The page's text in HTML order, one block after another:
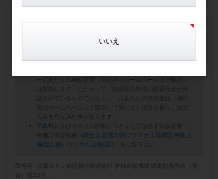
【手数料およびリスクについて】
用をご負担いただきます。
一口あたりの純資産額（受託者のホームページ上で開示）
は変動します。したがって、投資家の皆様の投資元金が保
証されているものではなく、一口あたりの純資産額（受託
者のホームページ上で開示）下落により損失を被り、投資
元金を割り込む事があります。
手数料
および リスク
の詳細につきましては必ず目論見書・
有価証券届出書（ 純金上場信託 /純プラチナ上場信託 /純銀上
場信託 /純パラジウム上場信託 ）をご覧下さい。
商号等 : 三菱ＵＦＪ信託銀行株式会社 登録金融機関 関東財務局長（登
金）第33号
いいえ